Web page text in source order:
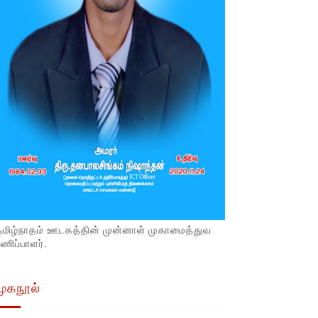
ஊடகத்தின் முன்னாள் முகாமைத்துவ